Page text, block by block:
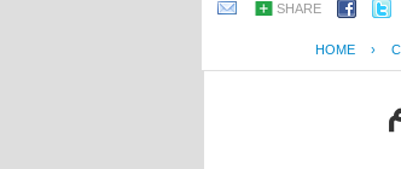
SHARE
HOME ›